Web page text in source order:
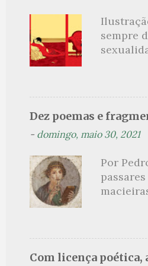
r
o
s
sempre
sido
se tratar
filha.
termina
Dez poemas e
- domingo, maio 30, 2021
Por
no
Com licença poética,